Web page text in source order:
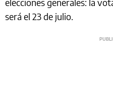
elecciones generales: la
será el 23 de julio.